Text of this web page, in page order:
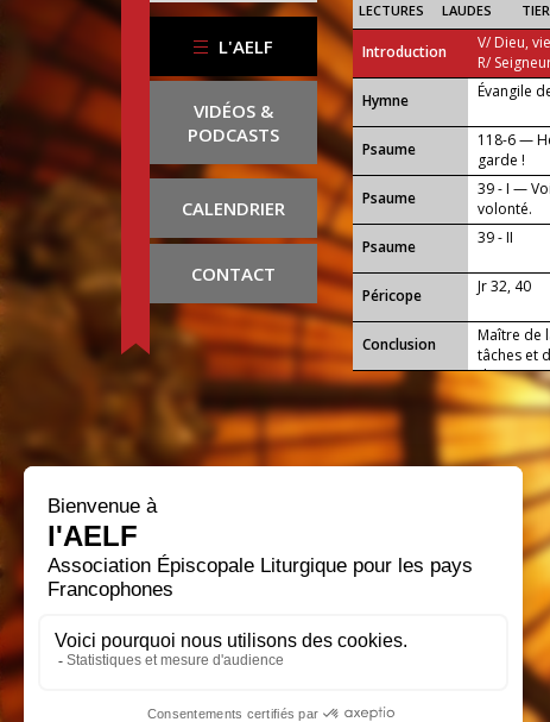
L'AELF
VIDÉOS &
PODCASTS
CALENDRIER
CONTACT
LECTURES LAUDES
Introduction
V/ Dieu,
R/
...
Hymne Évangile
Psaume
118-6 —
garde !
Psaume
39 - I —
volonté.
Psaume
39 - II
Péricope Jr 32, 40
Conclusion
Maître de
tâches et
du jour
notre